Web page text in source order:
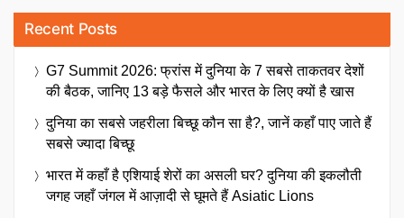
Recent Posts
G7 Summit 2026: फ्रांस में दुनिया के 7 सबसे ताकतवर देशों
की बैठक, जानिए 13 बड़े फैसले और भारत के लिए क्यों है खास
दुनिया का सबसे जहरीला बिच्छू कौन सा है?, जानें कहाँ पाए जाते हैं
सबसे ज्यादा बिच्छू
भारत में कहाँ है एशियाई शेरों का असली घर? दुनिया की इकलौती
जगह जहाँ जंगल में आज़ादी से घूमते हैं Asiatic Lions